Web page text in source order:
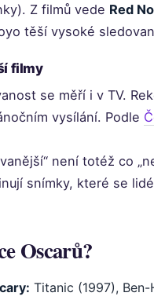
Z filmů vede Red
těší vysoké
filmy
se měří i v TV.
vysílání. Podle
není totéž co
snímky, které se
Oscarů?
Titanic (1997),